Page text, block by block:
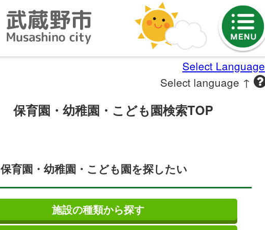
Select Language
Select language ↑
保育園・幼稚園・こども園検索TOP
保育園・幼稚園・こども園を探したい
施設の種類から探す